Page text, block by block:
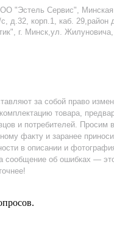
"Эстель Сервис",
д.32, корп.1, каб. 29,район
г. Минск,ул.
за собой право
товара,
и потребителей. Просим
факту и заранее
в описании и
сообщение об ошибках —